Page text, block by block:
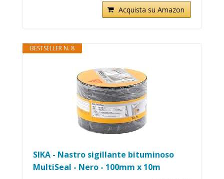
Acquista su Amazon
BESTSELLER N. 8
SIKA - Nastro sigillante bituminoso
MultiSeal - Nero - 100mm x 10m